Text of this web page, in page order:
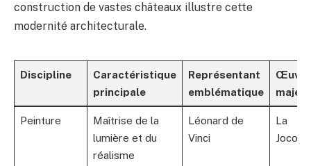
construction de vastes châteaux illustre cette
modernité architecturale.
Discipline
Caractéristique
principale
Représentant
emblématique
Œuvre
Peinture
Maîtrise de la
lumière et du
réalisme
Léonard de
Vinci
La